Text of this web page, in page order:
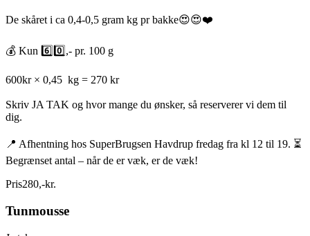
De skåret i ca 0,4-0,5 gram kg pr bakke😍😍❤️
💰 Kun 6️⃣0️⃣,- pr. 100 g
600kr × 0,45 kg = 270 kr
Skriv JA TAK og hvor mange du ønsker, så reserverer vi dem til
dig.
📍 Afhentning hos SuperBrugsen Havdrup fredag fra kl 12 til 19. ⏳
Begrænset antal – når de er væk, er de væk!
Pris280,-kr.
Tunmousse